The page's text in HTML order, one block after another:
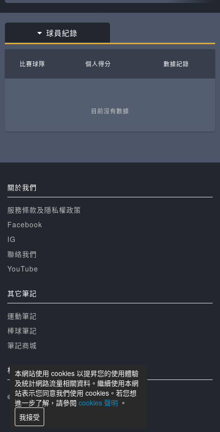
球員紀錄
比賽球隊 個人得分 數據記錄
目前沒有數據
本網站使用 cookies 以提昇您的使用體驗
及統計網路流量相關資料。繼續使用本網
站表示您同意我們使用 cookies。若您想
進一步了解，請參閱 cookies 聲明 。
我接受
關於我們
服務條款及隱私權政策
Facebook
IG
聯絡我們
YouTube
其它筆記
運動筆記
棒球筆記
筆記商城
相關網站
© 籃球筆記 版權所有